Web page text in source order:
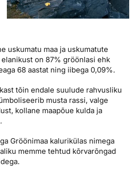
uskumatu maa ja uskumatute
on 87% gröönlasi ehk
68 aastat ning iibega 0,09%.
tõin endale suulude rahvusliku
musta rassi, valge
kollane maapõue kulda ja
Gröönimaa kalurikülas nimega
memme tehtud kõrvarõngad